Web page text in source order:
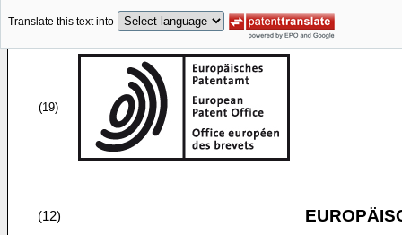
Translate this text into
(19)
(12)